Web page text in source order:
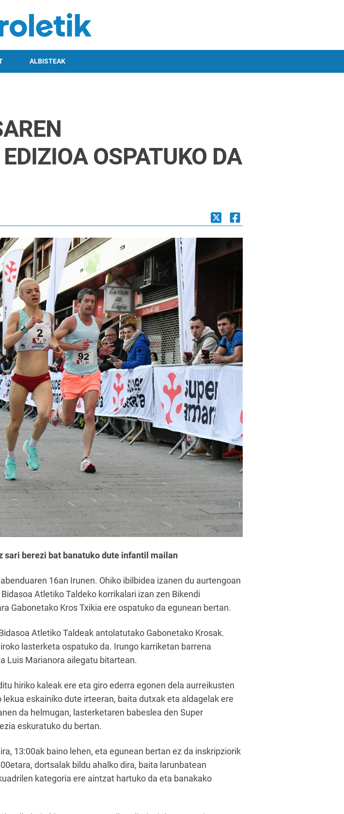
ALBISTEAK
OSPATUKO DA
sari berezi bat banatuko dute infantil mailan
16an Irunen. Ohiko ibilbidea izanen du aurtengoan
Atletiko Taldeko korrikalari izan zen Bikendi
Gabonetako Kros Txikia ere ospatuko da egunean bertan.
Atletiko Taldeak antolatutako Gabonetako Krosak.
lasterketa ospatuko da. Irungo karriketan barrena
Luis Marianora ailegatu bitartean.
hiriko kaleak ere eta giro ederra egonen dela aurreikusten
eskainiko dute irteeran, baita dutxak eta aldagelak ere
da helmugan, lasterketaren babeslea den Super
eskuratuko du bertan.
13:00ak baino lehen, eta egunean bertan ez da inskripziorik
dortsalak bildu ahalko dira, baita larunbatean
kategoria ere aintzat hartuko da eta banakako